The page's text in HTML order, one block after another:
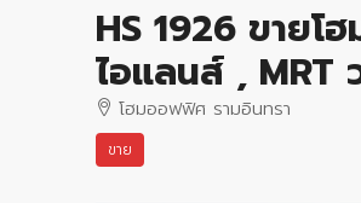
HS 1926 ขาย
ไอแลนส์ , MRT
โฮมออฟฟิศ รามอินทรา
ขาย